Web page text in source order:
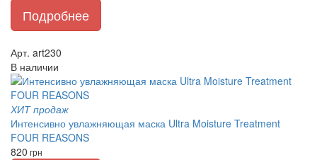
Подробнее
Арт. art230
В наличии
ХИТ продаж
Интенсивно увлажняющая маска Ultra Moisture Treatment
FOUR REASONS
820 грн